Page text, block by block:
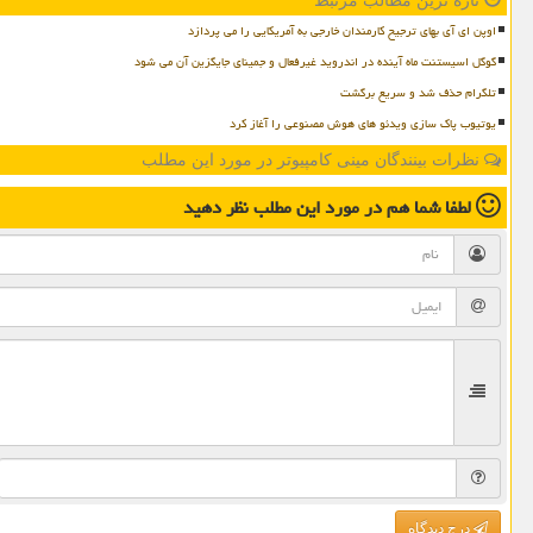
اوپن ای آی بهای ترجیح کارمندان خارجی به آمریکایی را می پردازد
گوگل اسیستنت ماه آینده در اندروید غیرفعال و جمینای جایگزین آن می شود
تلگرام حذف شد و سریع برگشت
یوتیوب پاک سازی ویدئو های هوش مصنوعی را آغاز کرد
نظرات بینندگان مینی کامپیوتر در مورد این مطلب
لطفا شما همدر مورد این مطلبنظر دهید
درج دیدگاه